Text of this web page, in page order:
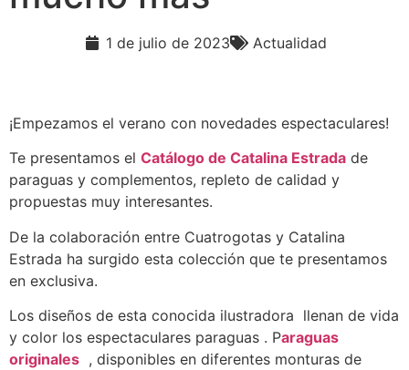
1 de julio de 2023 Actualidad
¡Empezamos el verano con novedades espectaculares!
Te presentamos el Catálogo de Catalina Estrada de
paraguas y complementos, repleto de calidad y
propuestas muy interesantes.
De la colaboración entre Cuatrogotas y Catalina
Estrada ha surgido esta colección que te presentamos
en exclusiva.
Los diseños de esta conocida ilustradora llenan de vida
y color los espectaculares paraguas . Paraguas
originales , disponibles en diferentes monturas de